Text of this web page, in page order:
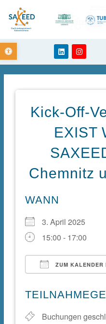
Open toolbar
Inhalt
springen
L
i
e
i
I
n
a
r
m
Kick-Off-
EXIST
Chemnitz
WANN
3. April 2025
15:00 - 17:00
ZUM KALENDER
Buchungen